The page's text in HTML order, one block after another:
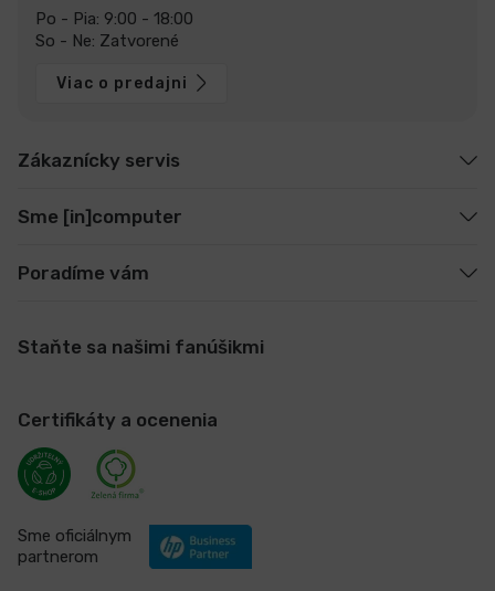
Po - Pia: 9:00 - 18:00
So - Ne: Zatvorené
Viac o predajni
Zákaznícky servis
Sme [in]computer
Poradíme vám
Staňte sa našimi fanúšikmi
Certifikáty a ocenenia
Sme oficiálnym
partnerom